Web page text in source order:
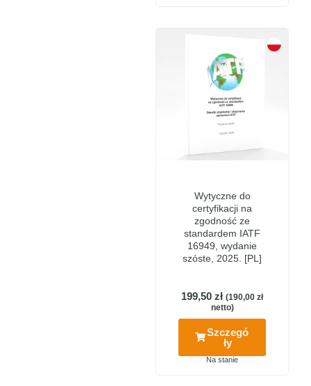
Wytyczne do
certyfikacji na
zgodność ze
standardem IATF
16949, wydanie
szóste, 2025. [PL]
199,50 zł (190,00 zł
netto)
Szczegó
ły
Na stanie